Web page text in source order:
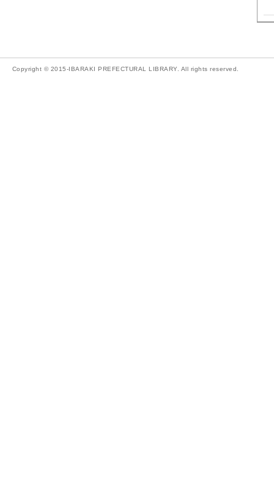
Copyright © 2015-IBARAKI PREFECTURAL LIBRARY. All rights reserved.